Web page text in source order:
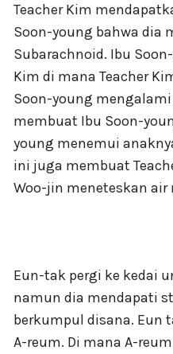
Teacher Kim
Soon-young bahwa dia
Subarachnoid. Ibu
Kim di mana Teacher
Soon-young
membuat Ibu Soon-
young menemui
ini juga membuat
Woo-jin meneteskan air
Eun-tak pergi ke kedai
namun dia mendapati
berkumpul disana. Eun
A-reum. Di mana A-